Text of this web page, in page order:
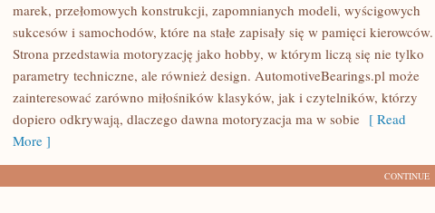
WYDARZENIA
SPOTKANIA
KLASYKÓW
marek, przełomowych konstrukcji, zapomnianych modeli, wyścigowych
sukcesów i samochodów, które na stałe zapisały się w pamięci kierowców.
Strona przedstawia motoryzację jako hobby, w którym liczą się nie tylko
parametry techniczne, ale również design. AutomotiveBearings.pl może
zainteresować zarówno miłośników klasyków, jak i czytelników, którzy
dopiero odkrywają, dlaczego dawna motoryzacja ma w sobie [ Read
More ]
CONTINUE